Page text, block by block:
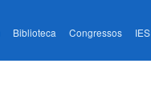
Biblioteca Congressos IES